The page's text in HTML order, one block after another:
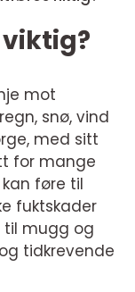
mot
snø, vind
med sitt
for mange
føre til
fuktskader
til mugg og
tidkrevende